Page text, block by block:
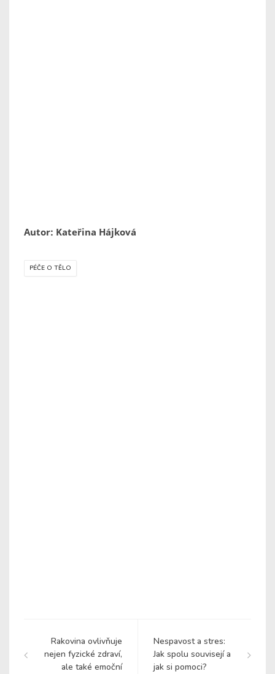
Autor: Kateřina Hájková
PÉČE O TĚLO
Rakovina ovlivňuje
nejen fyzické zdraví,
ale také emoční
Nespavost a stres:
Jak spolu souvisejí a
jak si pomoci?